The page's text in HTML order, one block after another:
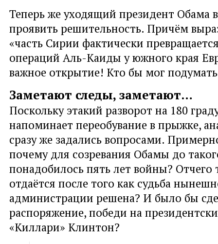
Теперь же уходящий президент Обама
проявить решительность. Причём
«часть Сирии фактически
операций Аль-Каиды у южного края
важное открытие! Кто бы мог
Заметают следы, заметают…
Поскольку этакий разворот на 180
напоминает переобувание в прыжке,
сразу же задались вопросами.
почему для созревания Обамы до
понадобилось пять лет войны? Отчего
отдаётся после того как судьба
администрации решена? И было бы
распоряжение, победи на
«Киллари» Клинтон?